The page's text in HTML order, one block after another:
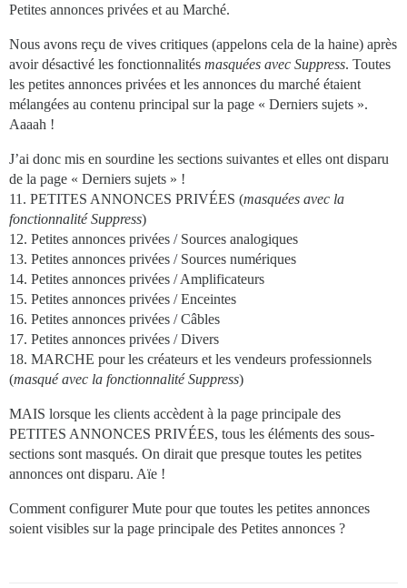
Petites annonces privées et au Marché.
Nous avons reçu de vives critiques (appelons cela de la haine) après
avoir désactivé les fonctionnalités masquées avec Suppress. Toutes
les petites annonces privées et les annonces du marché étaient
mélangées au contenu principal sur la page « Derniers sujets ».
Aaaah !
J’ai donc mis en sourdine les sections suivantes et elles ont disparu
de la page « Derniers sujets » !
11. PETITES ANNONCES PRIVÉES (masquées avec la
fonctionnalité Suppress)
12. Petites annonces privées / Sources analogiques
13. Petites annonces privées / Sources numériques
14. Petites annonces privées / Amplificateurs
15. Petites annonces privées / Enceintes
16. Petites annonces privées / Câbles
17. Petites annonces privées / Divers
18. MARCHE pour les créateurs et les vendeurs professionnels
(masqué avec la fonctionnalité Suppress)
MAIS lorsque les clients accèdent à la page principale des
PETITES ANNONCES PRIVÉES, tous les éléments des sous-
sections sont masqués. On dirait que presque toutes les petites
annonces ont disparu. Aïe !
Comment configurer Mute pour que toutes les petites annonces
soient visibles sur la page principale des Petites annonces ?